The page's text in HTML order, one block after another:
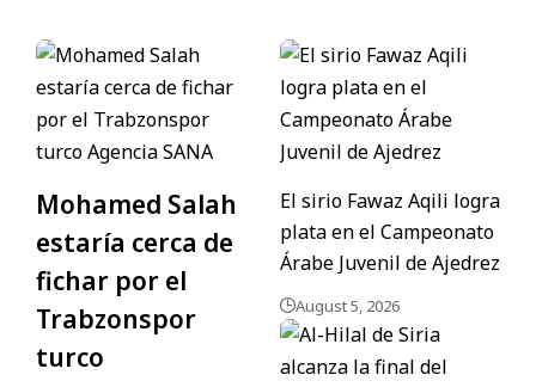
Mohamed Salah
estaría cerca de
fichar por el
Trabzonspor
turco
El sirio Fawaz Aqili logra
plata en el Campeonato
Árabe Juvenil de Ajedrez
August 5, 2026